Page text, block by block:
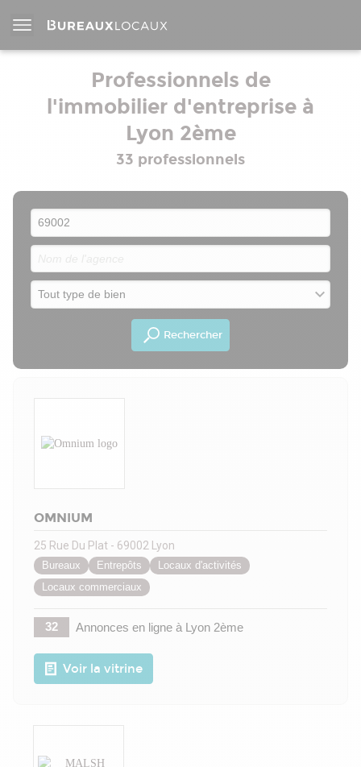
Professionnels de
l'immobilier d'entreprise à
Lyon 2ème
33 professionnels
Rechercher
OMNIUM
25 Rue Du Plat - 69002 Lyon
Bureaux Entrepôts
Locaux d'activités
Locaux commerciaux
32 Annonces en ligneà Lyon 2ème
Voir la vitrine